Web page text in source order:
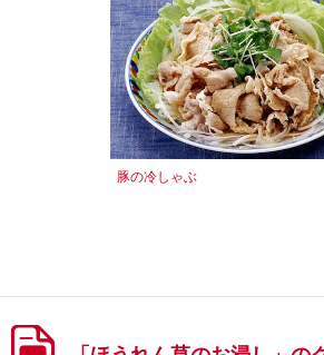
豚の冷しゃぶ